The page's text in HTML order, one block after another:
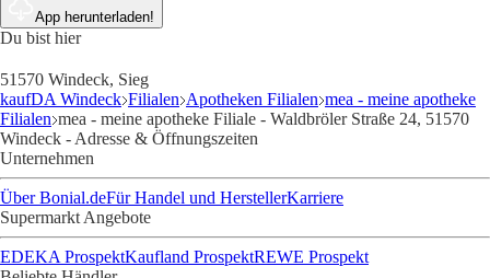
App herunterladen!
Du bist hier
51570 Windeck, Sieg
kaufDA Windeck Filialen Apotheken Filialen mea - meine apotheke
Filialen mea - meine apotheke Filiale - Waldbröler Straße 24, 51570
Windeck - Adresse & Öffnungszeiten
Unternehmen
Über Bonial.deFür Handel und HerstellerKarriere
Supermarkt Angebote
EDEKA ProspektKaufland ProspektREWE Prospekt